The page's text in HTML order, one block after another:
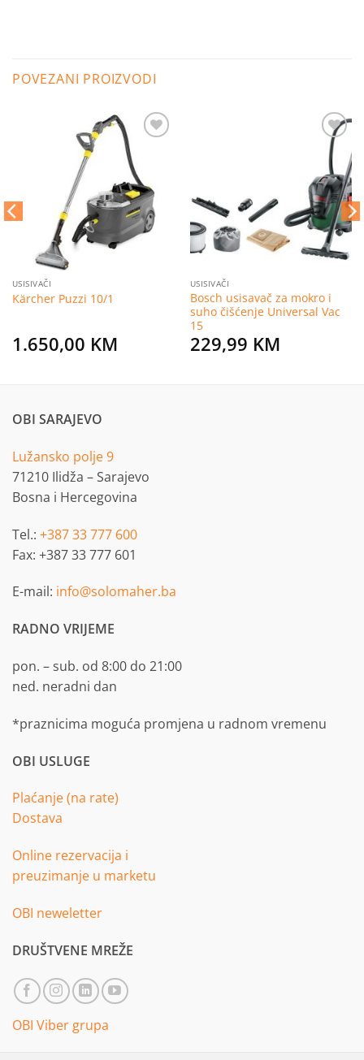
POVEZANI PROIZVODI
želja
USISIVAČI
Kärcher Puzzi 10/1
1.650,00 KM
Dodaj
na
listu
želja
USISIVAČI
Bosch usisavač za mokro i
suho čišćenje Universal Vac
15
229,99 KM
OBI SARAJEVO
Lužansko polje 9
71210 Ilidža – Sarajevo
Bosna i Hercegovina
Tel.: +387 33 777 600
Fax: +387 33 777 601
E-mail: info@solomaher.ba
RADNO VRIJEME
pon. – sub. od 8:00 do 21:00
ned. neradni dan
*praznicima moguća promjena u radnom vremenu
OBI USLUGE
Plaćanje (na rate)
Dostava
Online rezervacija i
preuzimanje u marketu
OBI neweletter
DRUŠTVENE MREŽE
OBI Viber grupa